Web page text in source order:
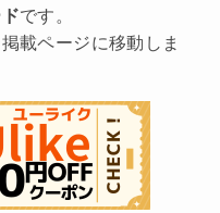
です。
載ページに移動しま